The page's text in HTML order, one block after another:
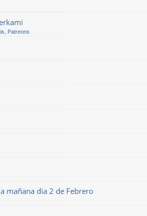
Patreons
mañana dia 2 de Febrero